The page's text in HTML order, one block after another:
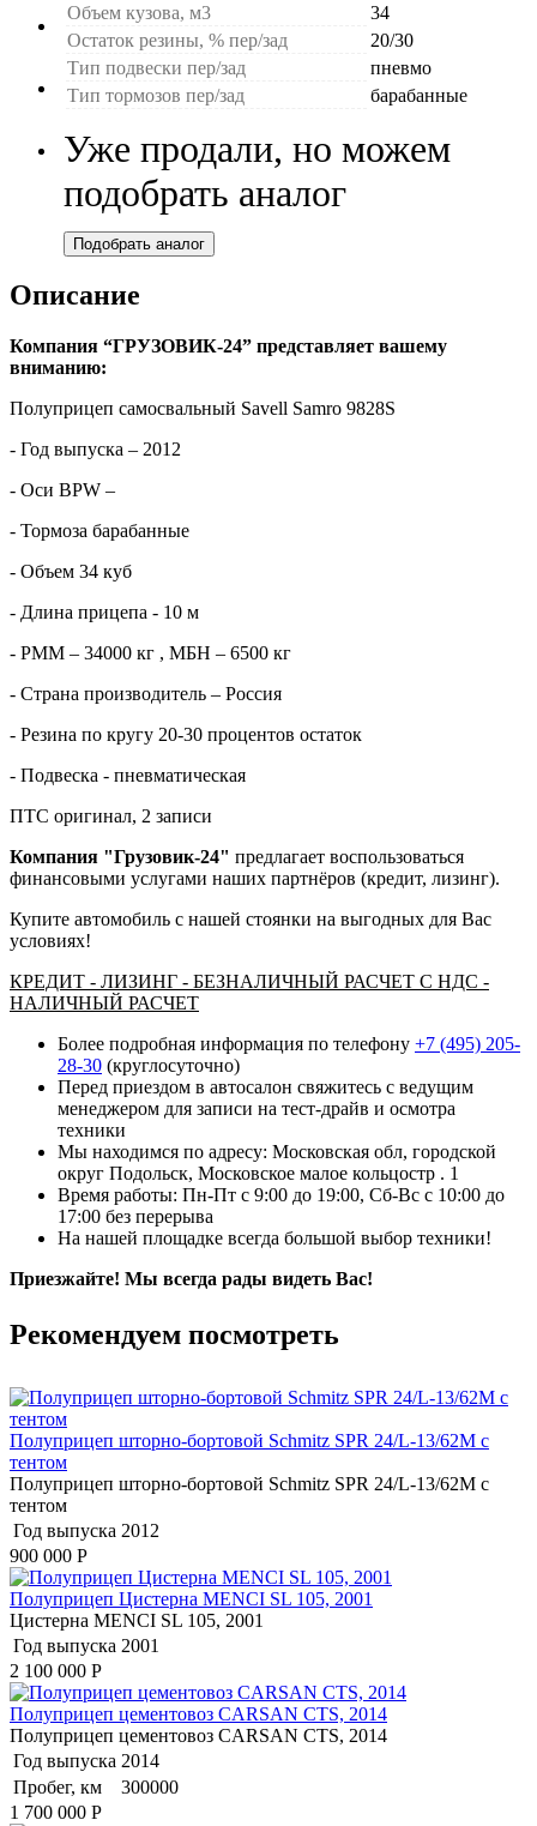
Коммерческие авто
Автобусы
Спецтехника
Объем кузова, м3
34
Остаток резины, % пер/зад
20/30
Тип подвески пер/зад
пневмо
Тип тормозов пер/зад
барабанные
Уже продали, но можем
подобрать аналог
Подобрать аналог
Описание
Компания “ГРУЗОВИК-24” представляет вашему
вниманию:
Полуприцеп самосвальный Savell Samro 9828S
- Год выпуска – 2012
- Оси BPW –
- Тормоза барабанные
- Объем 34 куб
- Длина прицепа - 10 м
- РММ – 34000 кг , МБН – 6500 кг
- Страна производитель – Россия
- Резина по кругу 20-30 процентов остаток
- Подвеска - пневматическая
ПТС оригинал, 2 записи
Компания "Грузовик-24" предлагает воспользоваться
финансовыми услугами наших партнёров (кредит, лизинг).
Купите автомобиль с нашей стоянки на выгодных для Вас
условиях!
КРЕДИТ - ЛИЗИНГ - БЕЗНАЛИЧНЫЙ РАСЧЕТ С НДС -
НАЛИЧНЫЙ РАСЧЕТ
Более подробная информация по телефону +7 (495) 205-
28-30 (круглосуточно)
Перед приездом в автосалон свяжитесь с ведущим
менеджером для записи на тест-драйв и осмотра
техники
Мы находимся по адресу: Московская обл, городской
округ Подольск, Московское малое кольцостр . 1
Время работы: Пн-Пт с 9:00 до 19:00, Сб-Вс с 10:00 до
17:00 без перерыва
На нашей площадке всегда большой выбор техники!
Приезжайте! Мы всегда рады видеть Вас!
Рекомендуем посмотреть
Полуприцеп шторно-бортовой Schmitz SPR 24/L-13/62M с
тентом
Полуприцеп шторно-бортовой Schmitz SPR 24/L-13/62M с
тентом
Год выпуска 2012
900 000 Р
Полуприцеп Цистерна MENCI SL 105, 2001
Цистерна MENCI SL 105, 2001
Год выпуска 2001
2 100 000 Р
Полуприцеп цементовоз СARSАN CТS, 2014
Полуприцеп цементовоз СARSАN CТS, 2014
Год выпуска 2014
Пробег, км
300000
1 700 000 Р